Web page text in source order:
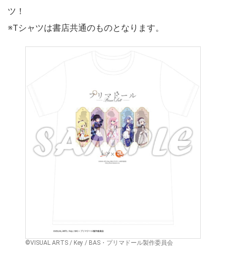
ツ！
※Tシャツは書店共通のものとなります。
©VISUAL ARTS / Key / BAS・プリマドール製作委員会